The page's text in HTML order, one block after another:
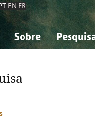
EN FR
Sobre
Ciências sociais...
Ciências sociais...